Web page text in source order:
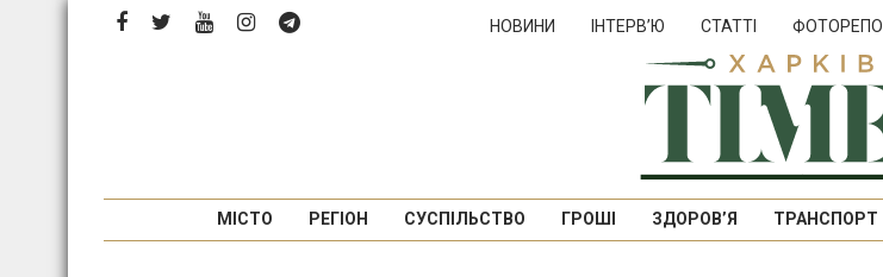
Перейти
НОВИНИ ІНТЕРВ’Ю СТАТТІ
МІСТО РЕГІОН СУСПІЛЬСТВО ГРОШІ ЗДОРОВ’Я ТРАНСПОРТ